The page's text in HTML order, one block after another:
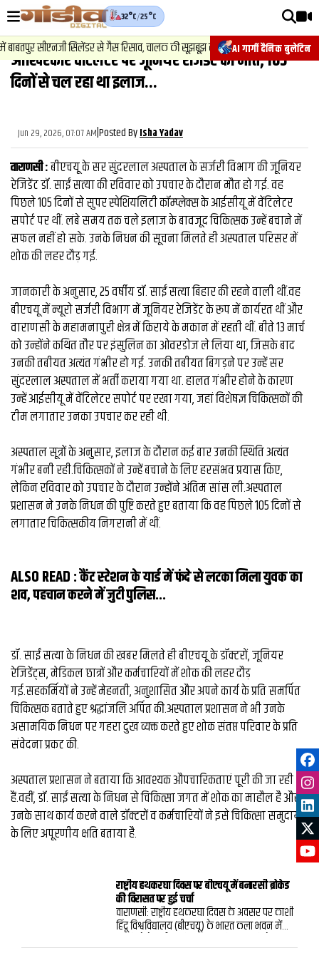
AI गार्गी दैनिक बुलेटिन
32°C/25°C
सीएनजी सिलेंडर से गैस रिसाव, चालक की सूझबूझ से टला बड़ा हादसा. 2.
वीडियोज़
वाराणसी न्यूज़
राजनीति
फिल्मी
साहित्य
संस्कृति
ख़ान पान और जीवनशैली
फैक्ट चेक
व्यापार
मौसम
देश
आखिरकार वेंटिलेटर पर जूनियर रेजिडेंट की मौत, 105
दिनों से चल रहा था इलाज...
Jun 29, 2026, 07:07 AM|Posted ByIsha Yadav
वाराणसी :बीएचयू के सर सुंदरलाल अस्पताल के सर्जरी विभाग की जूनियर
रेजिडेंट डॉ. साईं सत्‍या की रविवार को उपचार के दौरान मौत हो गई. वह
पिछले 105 दिनों से सुपर स्पेशियलिटी कॉम्प्लेक्स के आईसीयू में वेंटिलेटर
सपोर्ट पर थीं. लंबे समय तक चले इलाज के बावजूद चिकित्सक उन्हें बचाने में
सफल नहीं हो सके. उनके निधन की सूचना मिलते ही अस्पताल परिसर में
शोक की लहर दौड़ गई.
जानकारी के अनुसार, 25 वर्षीय डॉ. साईं सत्या बिहार की रहने वाली थीं.वह
बीएचयू में न्यूरो सर्जरी विभाग में जूनियर रेजिडेंट के रूप में कार्यरत थीं और
वाराणसी के महामनापुरी क्षेत्र में किराये के मकान में रहती थीं. बीते 13 मार्च
को उन्होंने कथित तौर पर इंसुलिन का ओवरडोज ले लिया था, जिसके बाद
उनकी तबीयत अत्यंत गंभीर हो गई. उनकी तबीयत बिगड़ने पर उन्हें सर
सुंदरलाल अस्पताल में भर्ती कराया गया था. हालत गंभीर होने के कारण
उन्हें आईसीयू में वेंटिलेटर सपोर्ट पर रखा गया, जहां विशेषज्ञ चिकित्सकों की
टीम लगातार उनका उपचार कर रही थी.
अस्पताल सूत्रों के अनुसार, इलाज के दौरान कई बार उनकी स्थिति अत्यंत
गंभीर बनी रही.चिकित्सकों ने उन्हें बचाने के लिए हरसंभव प्रयास किए,
लेकिन रविवार को उपचार के दौरान उन्होंने अंतिम सांस ली.अस्पताल
प्रशासन ने उनके निधन की पुष्टि करते हुए बताया कि वह पिछले 105 दिनों से
लगातार चिकित्सकीय निगरानी में थीं.
ALSO READ :कैंट स्‍टेशन के यार्ड में फंदे से लटका मिला युवक का
शव, पहचान करने में जुटी पुलिस...
डॉ. साईं सत्या के निधन की खबर मिलते ही बीएचयू के डॉक्टरों, जूनियर
रेजिडेंट्स, मेडिकल छात्रों और कर्मचारियों में शोक की लहर दौड़
गई.सहकर्मियों ने उन्हें मेहनती, अनुशासित और अपने कार्य के प्रति समर्पित
चिकित्सक बताते हुए श्रद्धांजलि अर्पित की.अस्पताल प्रशासन ने भी उनके
असामयिक निधन पर गहरा दुख व्यक्त करते हुए शोक संतप्त परिवार के प्रति
संवेदना प्रकट की.
अस्पताल प्रशासन ने बताया कि आवश्यक औपचारिकताएं पूरी की जा रही
हैं.वहीं, डॉ. साईं सत्या के निधन से चिकित्सा जगत में शोक का माहौल है और
उनके साथ कार्य करने वाले डॉक्टरों व कर्मचारियों ने इसे चिकित्सा समुदाय
के लिए अपूरणीय क्षति बताया है.
राष्ट्रीय हथकरघा दिवस पर बीएचयू में बनारसी ब्रोकेड
की विरासत पर हुई चर्चा
वाराणसी: राष्ट्रीय हथकरघा दिवस के अवसर पर काशी
हिंदू विश्वविद्यालय (बीएचयू) के भारत कला भवन में
बातचीत का आयोजन किया गया। कार्यक्रम में बनारस